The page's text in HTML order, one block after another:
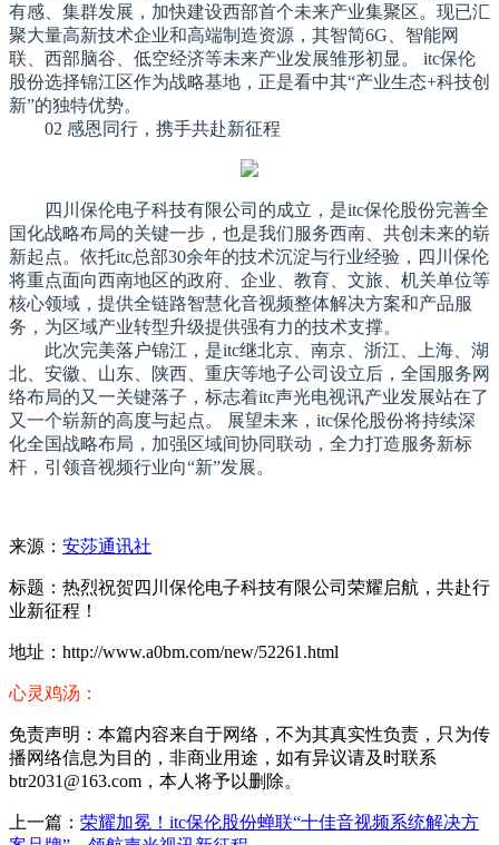
有感、集群发展，加快建设西部首个未来产业集聚区。现已汇
聚大量高新技术企业和高端制造资源，其智简6G、智能网
联、西部脑谷、低空经济等未来产业发展雏形初显。 itc保伦
股份选择锦江区作为战略基地，正是看中其“产业生态+科技创
新”的独特优势。
02 感恩同行，携手共赴新征程
四川保伦电子科技有限公司的成立，是itc保伦股份完善全
国化战略布局的关键一步，也是我们服务西南、共创未来的崭
新起点。依托itc总部30余年的技术沉淀与行业经验，四川保伦
将重点面向西南地区的政府、企业、教育、文旅、机关单位等
核心领域，提供全链路智慧化音视频整体解决方案和产品服
务，为区域产业转型升级提供强有力的技术支撑。
此次完美落户锦江，是itc继北京、南京、浙江、上海、湖
北、安徽、山东、陕西、重庆等地子公司设立后，全国服务网
络布局的又一关键落子，标志着itc声光电视讯产业发展站在了
又一个崭新的高度与起点。 展望未来，itc保伦股份将持续深
化全国战略布局，加强区域间协同联动，全力打造服务新标
杆，引领音视频行业向“新”发展。
来源： 安莎通讯社
标题：热烈祝贺四川保伦电子科技有限公司荣耀启航，共赴行
业新征程！
地址：http://www.a0bm.com/new/52261.html
心灵鸡汤：
免责声明：本篇内容来自于网络，不为其真实性负责，只为传
播网络信息为目的，非商业用途，如有异议请及时联系
btr2031@163.com，本人将予以删除。
上一篇： 荣耀加冕！itc保伦股份蝉联“十佳音视频系统解决方